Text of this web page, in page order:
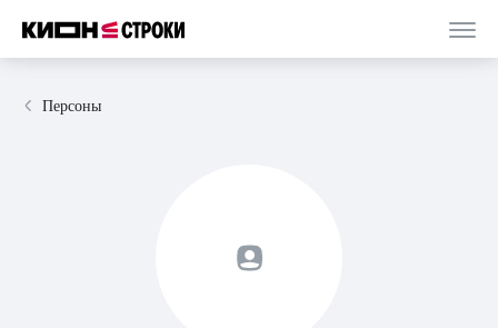
Персоны